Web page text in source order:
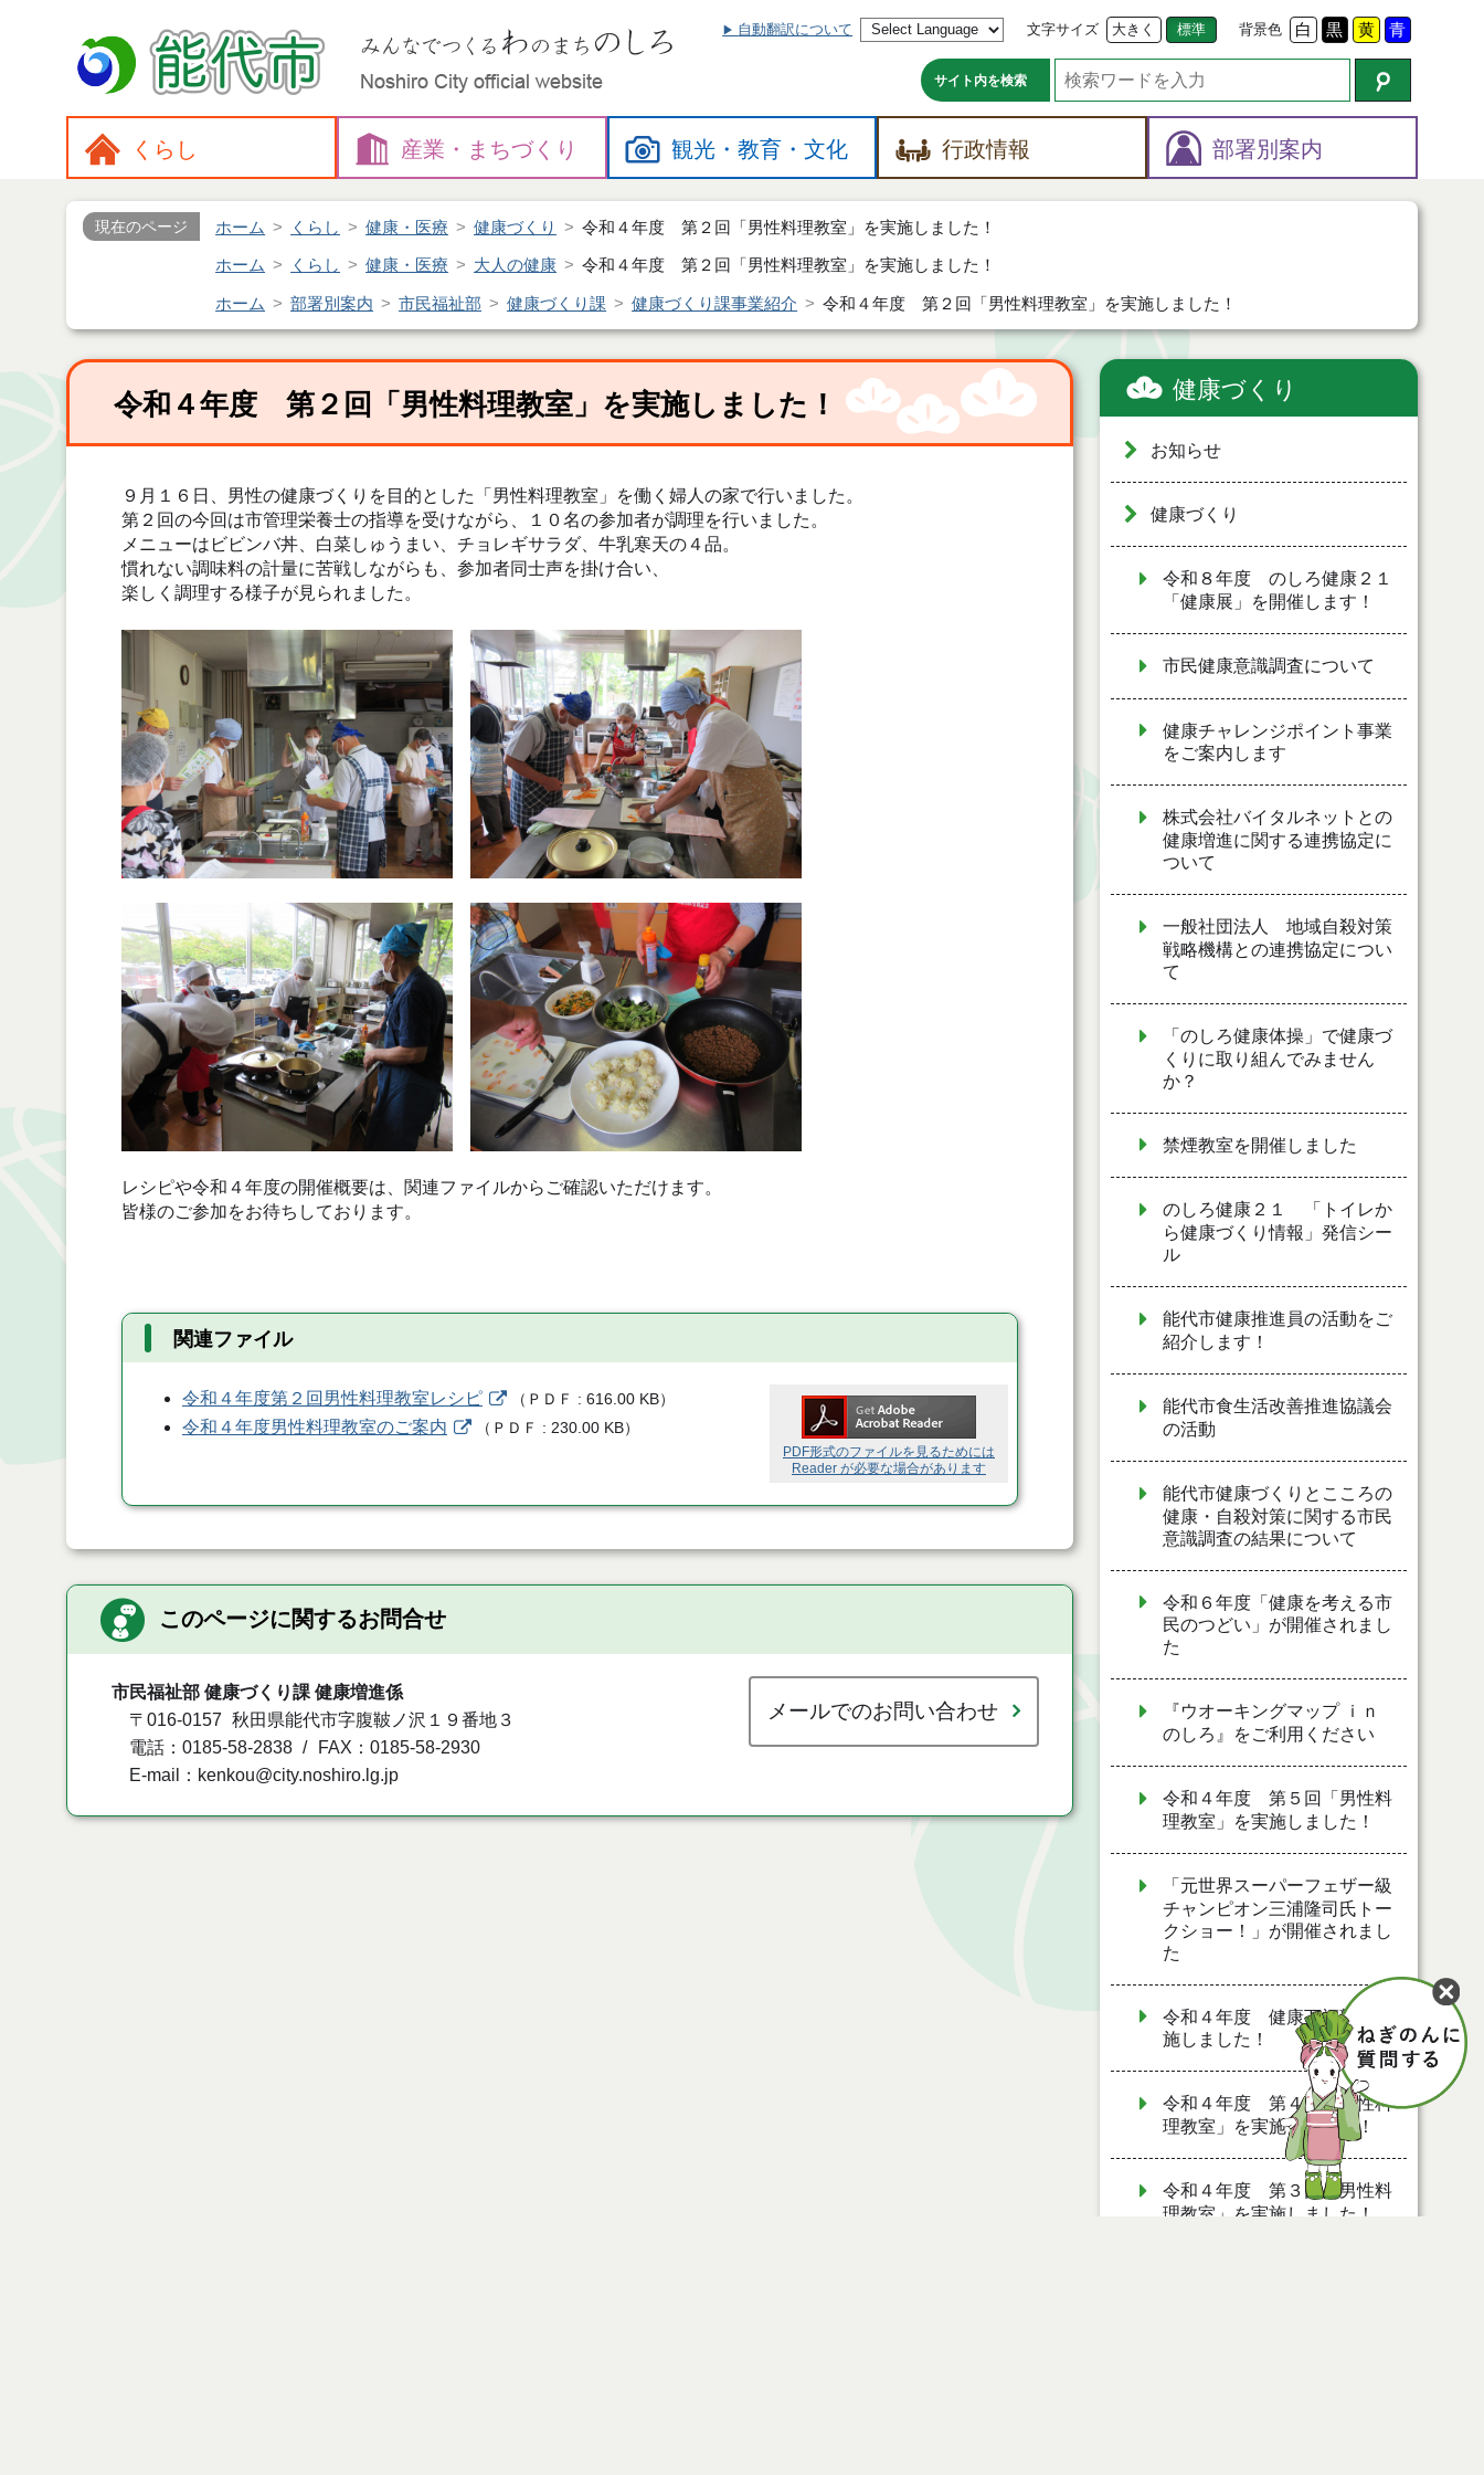
自動翻訳について 文字サイズ 大きく 標準 背景色 白 黒 黄 青
サイト内を検索
くらし 産業・ まちづくり 観光・教育・文化 行政情報 部署別案内
現在のページ ホーム くらし 健康・医療 健康づくり 令和４年度 第２回「男性料理教室」を実施しました！
ホーム くらし 健康・医療 大人の健康 令和４年度 第２回「男性料理教室」を実施しました！
ホーム 部署別案内 市民福祉部 健康づくり課 健康づくり課事業紹介 令和４年度 第２回「男性料理教室」を実施しました！
令和４年度 第２回「男性料理教室」を実施しました！
９月１６日、男性の健康づくりを目的とした「男性料理教室」を働く婦人の家で行いました。
第２回の今回は市管理栄養士の指導を受けながら、１０名の参加者が調理を行いました。
メニューはビビンバ丼、白菜しゅうまい、チョレギサラダ、牛乳寒天の４品。
慣れない調味料の計量に苦戦しながらも、参加者同士声を掛け合い、
楽しく調理する様子が見られました。
レシピや令和４年度の開催概要は、関連ファイルからご確認いただけます。
皆様のご参加をお待ちしております。
関連ファイル
PDF形式のファイルを見るためには
Reader が必要な場合があります
令和４年度第２回男性料理教室レシピ （ ＰＤＦ 616.00 KB）
令和４年度男性料理教室のご案内 （ ＰＤＦ 230.00 KB）
このページに関するお問合せ
市民福祉部 健康づくり課 健康増進係
〒016-0157
秋田県能代市字腹鞁ノ沢１９番地３
電話：0185-58-2838
FAX：0185-58-2930
E-mail：kenkou@city.noshiro.lg.jp
メールでのお問い合わせ
健康づくり
お知らせ
健康づくり
令和８年度 のしろ健康２１
「健康展」を開催します！
市民健康意識調査について
健康チャレンジポイント事業
をご案内します
株式会社バイタルネットとの
健康増進に関する連携協定に
ついて
一般社団法人 地域自殺対策
戦略機構との連携協定につい
て
「のしろ健康体操」で健康づ
くりに取り組んでみません
か？
禁煙教室を開催しました
のしろ健康２１ 「トイレか
ら健康づくり情報」発信シー
ル
能代市健康推進員の活動をご
紹介します！
能代市食生活改善推進協議会
の活動
能代市健康づくりとこころの
健康・自殺対策に関する市民
意識調査の結果について
令和６年度「健康を考える市
民のつどい」が開催されまし
た
『ウオーキングマップ ｉｎ
のしろ』をご利用ください
令和４年度 第５回「男性料
理教室」を実施しました！
「元世界スーパーフェザー級
チャンピオン三浦隆司氏トー
クショー！」が開催されまし
た
令和４年度 健康万福塾を実
施しました！
令和４年度 第４回「男性料
理教室」を実施しました！
令和４年度 第３回「男性料
理教室」を実施しました！